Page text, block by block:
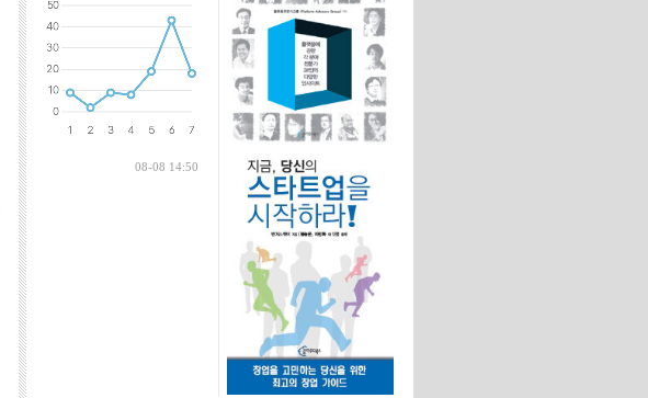
08-08 14:50